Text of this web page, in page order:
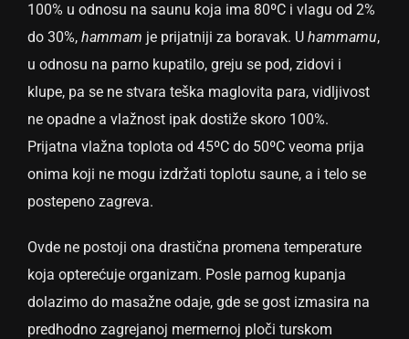
100% u odnosu na saunu koja ima 80ºC i vlagu od 2%
do 30%, hammam je prijatniji za boravak. U hammamu,
u odnosu na parno kupatilo, greju se pod, zidovi i
klupe, pa se ne stvara teška maglovita para, vidljivost
ne opadne a vlažnost ipak dostiže skoro 100%.
Prijatna vlažna toplota od 45ºC do 50ºC veoma prija
onima koji ne mogu izdržati toplotu saune, a i telo se
postepeno zagreva.
Ovde ne postoji ona drastična promena temperature
koja opterećuje organizam. Posle parnog kupanja
dolazimo do masažne odaje, gde se gost izmasira na
predhodno zagrejanoj mermernoj ploči turskom